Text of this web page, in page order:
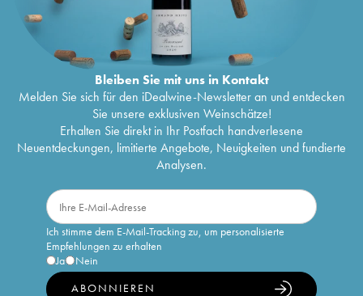
Bleiben Sie mit uns in Kontakt
Melden Sie sich für den iDealwine-Newsletter an und entdecken
Sie unsere exklusiven Weinschätze!
Erhalten Sie direkt in Ihr Postfach handverlesene
Neuentdeckungen, limitierte Angebote, Neuigkeiten und fundierte
Analysen.
Ich stimme dem E-Mail-Tracking zu, um personalisierte
Empfehlungen zu erhalten
Ja
Nein
ABONNIEREN